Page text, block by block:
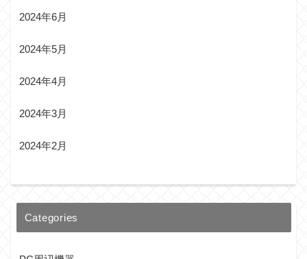
2024年6月
2024年5月
2024年4月
2024年3月
2024年2月
Categories